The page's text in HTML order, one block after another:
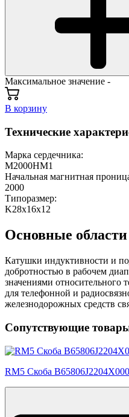
Максимальное значение -
В корзину
Технические
Марка сердечника:
М2000НМ1
Начальная магнитная
2000
Типоразмер:
K28x16х12
Основные
Катушки индуктивности и
добротностью в рабочем
значениями относительного
для телефонной и
железнодорожных средств
Сопутствующие
RM5 Скоба B65806J2204X000